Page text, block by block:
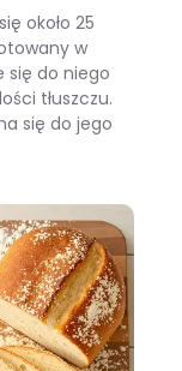
około 25
w
się do niego
tłuszczu.
się do jego